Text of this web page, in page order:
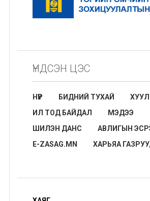
ҮНДСЭН ЦЭС
НҮҮР БИДНИЙ ТУХАЙ
ИЛ ТОД БАЙДАЛ
МЭДЭЭ
ШИЛЭН ДАНС
АВЛИГЫН
E-ZASAG.MN
ХАРЬЯА